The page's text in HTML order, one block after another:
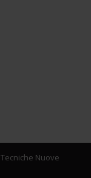
Tecniche Nuove